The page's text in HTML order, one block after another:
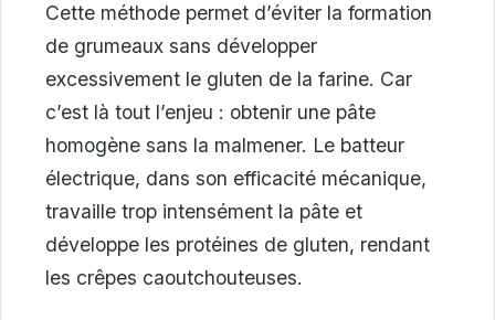
Cette méthode permet d’éviter la formation
de grumeaux sans développer
excessivement le gluten de la farine. Car
c’est là tout l’enjeu : obtenir une pâte
homogène sans la malmener. Le batteur
électrique, dans son efficacité mécanique,
travaille trop intensément la pâte et
développe les protéines de gluten, rendant
les crêpes caoutchouteuses.